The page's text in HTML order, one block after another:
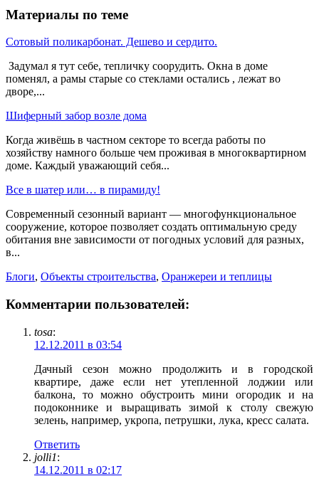
Материалы по теме
Сотовый поликарбонат. Дешево и сердито.
Задумал я тут себе, тепличку соорудить. Окна в доме
поменял, а рамы старые со стеклами остались , лежат во
дворе,...
Шиферный забор возле дома
Когда живёшь в частном секторе то всегда работы по
хозяйству намного больше чем проживая в многоквартирном
доме. Каждый уважающий себя...
Все в шатер или… в пирамиду!
Современный сезонный вариант — многофункциональное
сооружение, которое позволяет создать оптимальную среду
обитания вне зависимости от погодных условий для разных,
в...
Блоги, Объекты строительства, Оранжереи и теплицы
Комментарии пользователей:
tosa:
12.12.2011 в 03:54
Дачный сезон можно продолжить и в городской
квартире, даже если нет утепленной лоджии или
балкона, то можно обустроить мини огородик и на
подоконнике и выращивать зимой к столу свежую
зелень, например, укропа, петрушки, лука, кресс салата.
Ответить
jolli1:
14.12.2011 в 02:17